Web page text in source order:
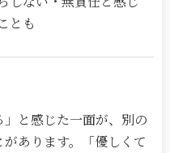
とも
と感じた一面が、別の
あります。「優しくて